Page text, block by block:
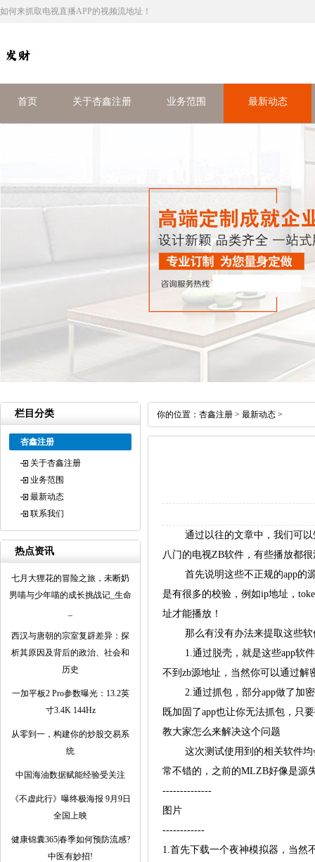
如何来抓取电视直播APP的视频流地址！
首页 关于杏鑫注册 业务范围 最新动态
栏目分类
杏鑫注册
关于杏鑫注册
业务范围
最新动态
联系我们
热点资讯
七月大狸花的冒险之旅，未断奶
男喵与少年喵的成长挑战记_生命
西汉与唐朝的宗室复辟差异：探
析其原因及背后的政治、社会和
历史
一加平板2 Pro参数曝光：13.2英
寸3.4K 144Hz
从零到一，构建你的炒股交易系
统
中国海油数据赋能经验受关注
《不虚此行》曝终极海报 9月9日
全国上映
健康锦囊365|春季如何预防流感?
中医有妙招!
你的位置： 杏鑫注册 > 最新动态 >
通过以往的文章中，我们可以知
八门的电视ZB软件，有些播放都
首先说明这些不正规的app的源
是有很多的校验，例如ip地址，
址才能播放！
那么有没有办法来提取这些软件
1.通过脱壳，就是这些app软件
不到zb源地址，当然你可以通过解
2.通过抓包，部分app做了加密
既加固了app也让你无法抓包，只
教大家怎么来解决这个问题
这次测试使用到的相关软件均会
常不错的，之前的MLZB好像是源
--------------
图片
------------
1.首先下载一个夜神模拟器，当然